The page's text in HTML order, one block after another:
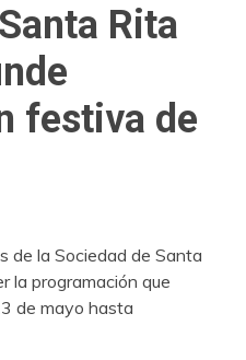
Rita
festiva de
de la Sociedad de Santa
la programación que
de mayo hasta